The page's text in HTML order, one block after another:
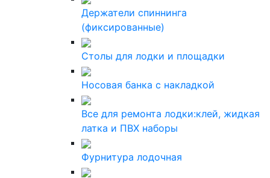
Держатели спиннинга
(фиксированные)
Столы для лодки и площадки
Носовая банка с накладкой
Все для ремонта лодки:клей, жидкая
латка и ПВХ наборы
Фурнитура лодочная